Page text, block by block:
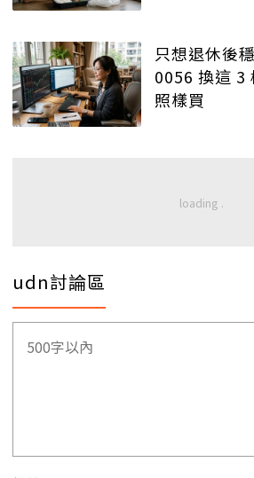
只想退休後
0056 換這 3
照樣買
udn討論區